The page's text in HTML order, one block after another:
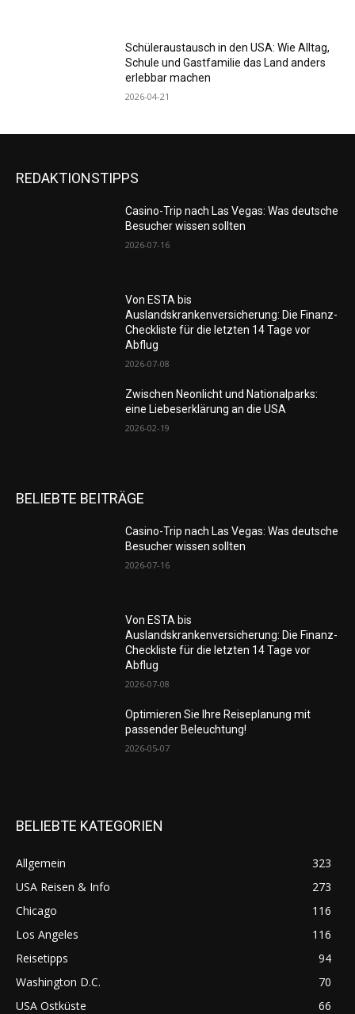
Schüleraustausch in den USA: Wie Alltag,
Schule und Gastfamilie das Land anders
erlebbar machen
2026-04-21
REDAKTIONSTIPPS
Casino-Trip nach Las Vegas: Was deutsche
Besucher wissen sollten
2026-07-16
Von ESTA bis
Auslandskrankenversicherung: Die Finanz-
Checkliste für die letzten 14 Tage vor
Abflug
2026-07-08
Zwischen Neonlicht und Nationalparks:
eine Liebeserklärung an die USA
2026-02-19
BELIEBTE BEITRÄGE
Casino-Trip nach Las Vegas: Was deutsche
Besucher wissen sollten
2026-07-16
Von ESTA bis
Auslandskrankenversicherung: Die Finanz-
Checkliste für die letzten 14 Tage vor
Abflug
2026-07-08
Optimieren Sie Ihre Reiseplanung mit
passender Beleuchtung!
2026-05-07
BELIEBTE KATEGORIEN
Allgemein
323
USA Reisen & Info
273
Chicago
116
Los Angeles
116
Reisetipps
94
Washington D.C.
70
USA Ostküste
66